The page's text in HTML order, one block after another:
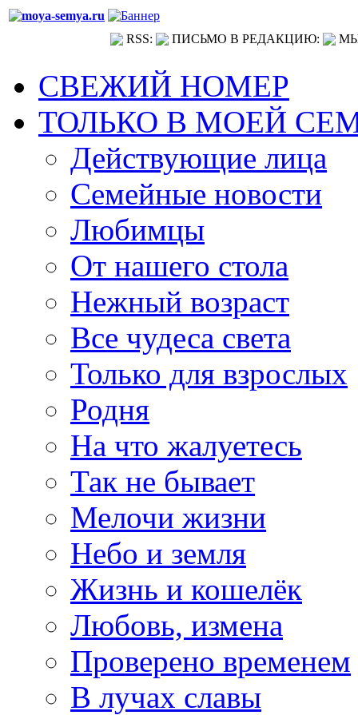
RSS: ПИСЬМО В РЕДАКЦИЮ:
СВЕЖИЙ НОМЕР
ТОЛЬКО В МОЕЙ
Действующие лица
Семейные новости
Любимцы
От нашего стола
Нежный возраст
Все чудеса света
Только для взрослых
Родня
На что жалуетесь
Так не бывает
Мелочи жизни
Небо и земля
Жизнь и кошелёк
Любовь, измена
Проверено временем
В лучах славы